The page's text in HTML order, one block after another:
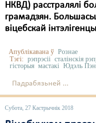
НКВД) расстралялі
грамадзян.
віцебскай
Апублікавана ў Рознае
Тэгі: рэпрэсіі сталінскія
гісторыя мастакі Юдэль Пэн
Падрабязьней ...
Субота, 27 Кастрычнік 2018